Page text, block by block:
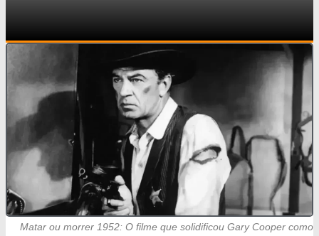
Matar ou morrer 1952: O filme que solidificou Gary Cooper como